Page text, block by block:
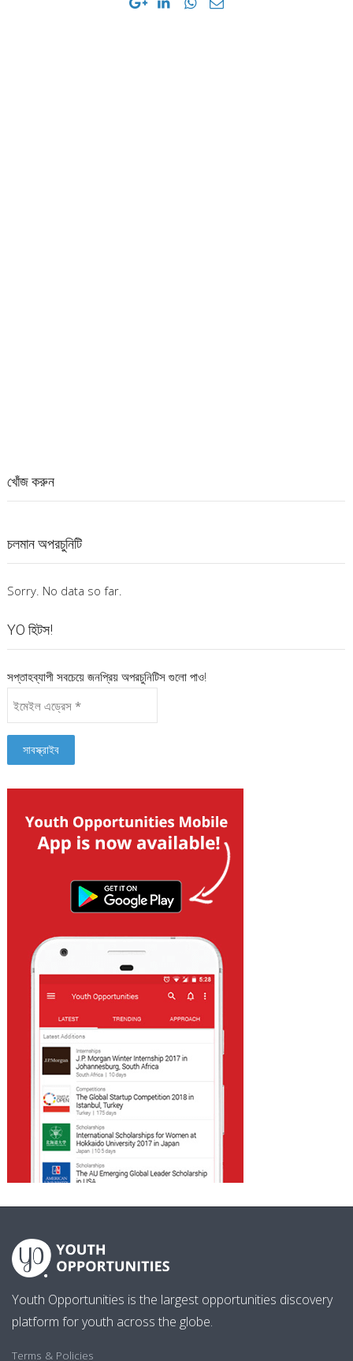
খোঁজ করুন
চলমান অপরচুনিটি
Sorry. No data so far.
YO হিটস!
সপ্তাহব্যাপী সবচেয়ে জনপ্রিয় অপরচুনিটিস গুলো পাও!
Youth Opportunities is the largest opportunities discovery
platform for youth across the globe.
Terms & Policies